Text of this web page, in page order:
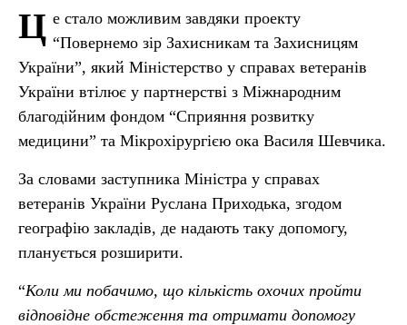
Ц е стало можливим завдяки проекту
“Повернемо зір Захисникам та Захисницям
України”, який Міністерство у справах ветеранів
України втілює у партнерстві з Міжнародним
благодійним фондом “Сприяння розвитку
медицини” та Мікрохірургією ока Василя Шевчика.
За словами заступника Міністра у справах
ветеранів України Руслана Приходька, згодом
географію закладів, де надають таку допомогу,
планується розширити.
“Коли ми побачимо, що кількість охочих пройти
відповідне обстеження та отримати допомогу